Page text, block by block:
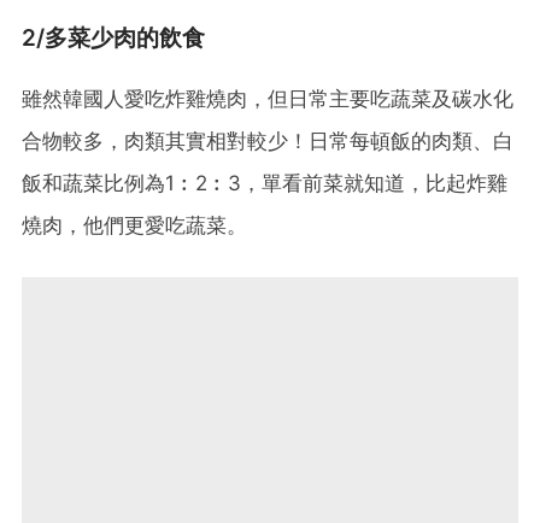
2/多菜少肉的飲食
雖然韓國人愛吃炸雞燒肉，但日常主要吃蔬菜及碳水化
合物較多，肉類其實相對較少！日常每頓飯的肉類、白
飯和蔬菜比例為1︰2︰3，單看前菜就知道，比起炸雞
燒肉，他們更愛吃蔬菜。